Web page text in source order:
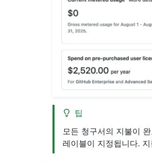
팁
모든 청구서의 지불이
레이블이 지정됩니다.